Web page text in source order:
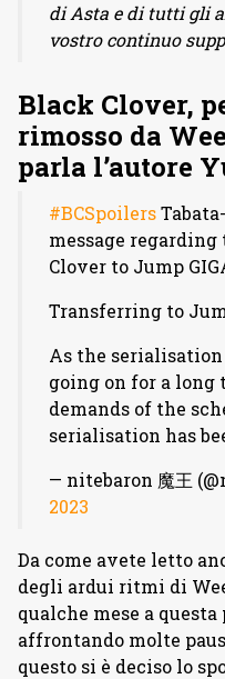
di Asta e di tutti gli
vostro continuo
Black Clover,
rimosso da
parla l’autore
#BCSpoilers
message
Clover to Jump
Transferring to
As the serialisation
going on for a
demands of the
serialisation has
— nitebaron 魔王
2023
Da come avete letto
degli ardui ritmi di
qualche mese a questa
affrontando molte
questo si è deciso lo